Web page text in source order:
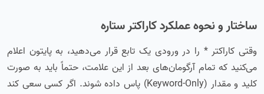
ساختار و نحوه عملکرد کاراکتر ستاره
وقتی کاراکتر * را در ورودی یک تابع قرار می‌دهید، به پایتون اعلام
می‌کنید که تمام آرگومان‌های بعد از این علامت، حتماً باید به صورت
کلید و مقدار (Keyword-Only) پاس داده شوند. اگر کسی سعی کند